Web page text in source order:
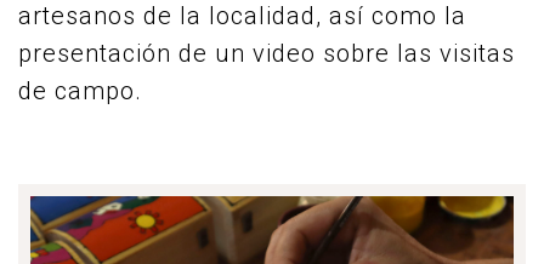
artesanos de la localidad, así como la
presentación de un video sobre las visitas
de campo.